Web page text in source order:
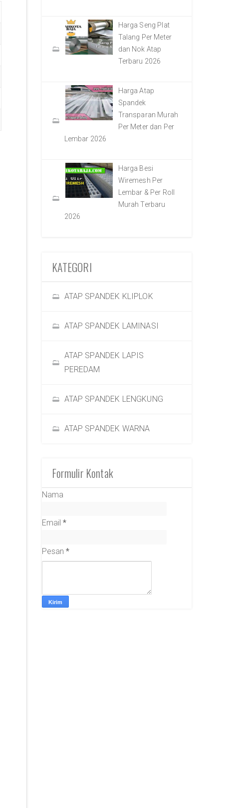
Harga Seng Plat
Talang Per Meter
dan Nok Atap
Terbaru 2026
Harga Atap
Spandek
Transparan Murah
Per Meter dan Per
Lembar 2026
Harga Besi
Wiremesh Per
Lembar & Per Roll
Murah Terbaru
2026
KATEGORI
ATAP SPANDEK KLIPLOK
ATAP SPANDEK LAMINASI
ATAP SPANDEK LAPIS
PEREDAM
ATAP SPANDEK LENGKUNG
ATAP SPANDEK WARNA
Formulir Kontak
Nama
Email*
Pesan*